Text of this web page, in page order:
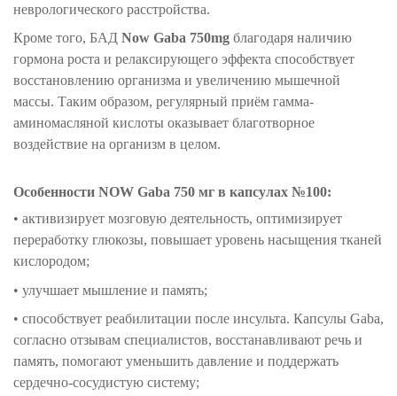
неврологического расстройства.
Кроме того, БАД Now Gaba 750mg благодаря наличию
гормона роста и релаксирующего эффекта способствует
восстановлению организма и увеличению мышечной
массы. Таким образом, регулярный приём гамма-
аминомасляной кислоты оказывает благотворное
воздействие на организм в целом.
Особенности NOW Gaba 750 мг в капсулах №100:
• активизирует мозговую деятельность, оптимизирует
переработку глюкозы, повышает уровень насыщения тканей
кислородом;
• улучшает мышление и память;
• способствует реабилитации после инсульта. Капсулы Gaba,
согласно отзывам специалистов, восстанавливают речь и
память, помогают уменьшить давление и поддержать
сердечно-сосудистую систему;